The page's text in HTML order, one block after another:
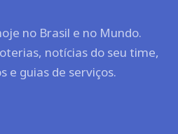
no Brasil e no Mundo.
notícias do seu time,
e guias de serviços.